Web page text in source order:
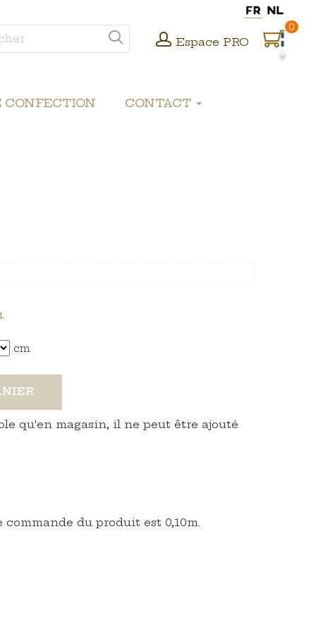
Espace PRO
0
CONFECTION CONTACT
cm
qu'en magasin, il ne peut être ajouté
du produit est 0,10m.